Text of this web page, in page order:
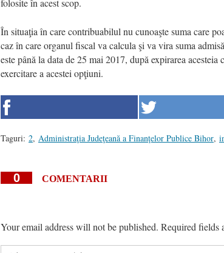
În situaţia în care contribuabilul nu cunoaşte suma care
caz în care organul fiscal va calcula şi va vira suma
este până la data de 25 mai 2017, după expirarea
exercitare a acestei opţiuni.
Taguri: 2, Administraţia Judeţeană a Finanţelor Publice Bihor,
0 COMENTARII
Your email address will not be published. Required fields